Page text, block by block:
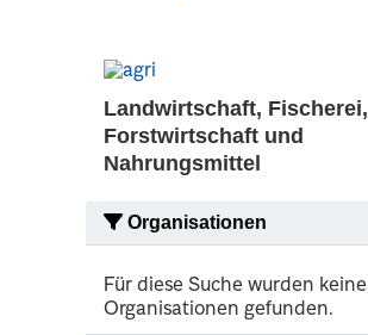
Landwirtschaft, Fischerei,
Forstwirtschaft und
Nahrungsmittel
Organisationen
Für diese Suche wurden keine
Organisationen gefunden.